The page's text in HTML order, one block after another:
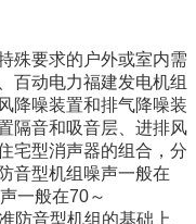
殊要求的户外或室内需
百动电力福建发电机组
降噪装置和排气降噪装
隔音和吸音层、进排风
宅型消声器的组合，分
音型机组噪声一般在
一般在70～
防音型机组的基础上